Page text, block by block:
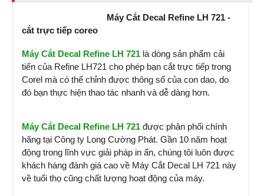
Máy Cắt Decal Refine LH 721 -
cắt trực tiếp coreo
Máy Cắt Decal Refine LH 721 là dòng sản phẩm cải
tiến của Refine LH721 cho phép bạn cắt trực tiếp trong
Corel mà có thể chỉnh được thông số của con dao, do
đó bạn thực hiện thao tác nhanh và dễ dàng hơn.
Máy Cắt Decal Refine LH 721 được phân phối chính
hãng tại Công ty Long Cường Phát. Gần 10 năm hoạt
động trong lĩnh vực giải pháp in ấn, chúng tôi luôn được
khách hàng đánh giá cao về Máy Cắt Decal LH 721 này
về tuổi thọ cũng chất lượng hoạt động của máy.